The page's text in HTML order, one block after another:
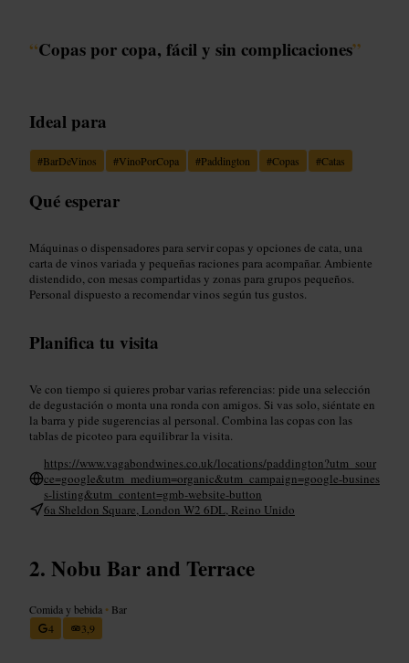
“Copas por copa, fácil y sin complicaciones”
Ideal para
#BarDeVinos #VinoPorCopa #Paddington #Copas #Catas
Qué esperar
Máquinas o dispensadores para servir copas y opciones de cata, una
carta de vinos variada y pequeñas raciones para acompañar. Ambiente
distendido, con mesas compartidas y zonas para grupos pequeños.
Personal dispuesto a recomendar vinos según tus gustos.
Planifica tu visita
Ve con tiempo si quieres probar varias referencias: pide una selección
de degustación o monta una ronda con amigos. Si vas solo, siéntate en
la barra y pide sugerencias al personal. Combina las copas con las
tablas de picoteo para equilibrar la visita.
https://www.vagabondwines.co.uk/locations/paddington?utm_sour
ce=google&utm_medium=organic&utm_campaign=google-busines
s-listing&utm_content=gmb-website-button
6a Sheldon Square, London W2 6DL, Reino Unido
Nobu Bar and Terrace
Comida y bebida • Bar
4
3,9